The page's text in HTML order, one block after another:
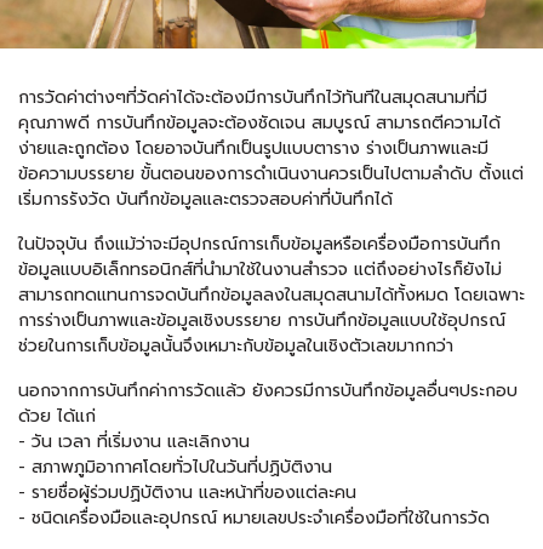
การวัดค่าต่างๆที่วัดค่าได้จะต้องมีการบันทึกไว้ทันทีในสมุดสนามที่มี
คุณภาพดี การบันทึกข้อมูลจะต้องชัดเจน สมบูรณ์ สามารถตีความได้
ง่ายและถูกต้อง โดยอาจบันทึกเป็นรูปแบบตาราง ร่างเป็นภาพและมี
ข้อความบรรยาย ขั้นตอนของการดำเนินงานควรเป็นไปตามลำดับ ตั้งแต่
เริ่มการรังวัด บันทึกข้อมูลและตรวจสอบค่าที่บันทึกได้
ในปัจจุบัน ถึงแม้ว่าจะมีอุปกรณ์การเก็บข้อมูลหรือเครื่องมือการบันทึก
ข้อมูลแบบอิเล็กทรอนิกส์ที่นำมาใช้ในงานสำรวจ แต่ถึงอย่างไรก็ยังไม่
สามารถทดแทนการจดบันทึกข้อมูลลงในสมุดสนามได้ทั้งหมด โดยเฉพาะ
การร่างเป็นภาพและข้อมูลเชิงบรรยาย การบันทึกข้อมูลแบบใช้อุปกรณ์
ช่วยในการเก็บข้อมูลนั้นจึงเหมาะกับข้อมูลในเชิงตัวเลขมากกว่า
นอกจากการบันทึกค่าการวัดแล้ว ยังควรมีการบันทึกข้อมูลอื่นๆประกอบ
ด้วย ได้แก่
- วัน เวลา ที่เริ่มงาน และเลิกงาน
- สภาพภูมิอากาศโดยทั่วไปในวันที่ปฏิบัติงาน
- รายชื่อผู้ร่วมปฏิบัติงาน และหน้าที่ของแต่ละคน
- ชนิดเครื่องมือและอุปกรณ์ หมายเลขประจำเครื่องมือที่ใช้ในการวัด